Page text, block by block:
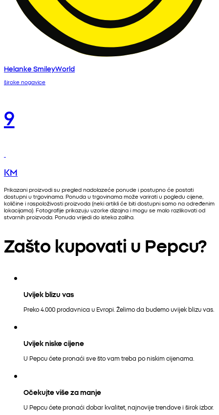
Helanke SmileyWorld
široke nogavice
9
KM
Prikazani proizvodi su pregled nadolazeće ponude i postupno će postati
dostupni u trgovinama. Ponuda u trgovinama može varirati u pogledu cijene,
količine i raspoloživosti proizvoda (neki artikli će biti dostupni samo na određenim
lokacijama). Fotografije prikazuju uzorke dizajna i mogu se malo razlikovati od
stvarnih proizvoda. Ponuda vrijedi do isteka zaliha.
Zašto kupovati u Pepcu?
Uvijek blizu vas
Preko 4.000 prodavnica u Evropi. Želimo da budemo uvijek blizu vas.
Uvijek niske cijene
U Pepcu ćete pronaći sve što vam treba po niskim cijenama.
Očekujte više za manje
U Pepcu ćete pronaći dobar kvalitet, najnovije trendove i širok izbor.